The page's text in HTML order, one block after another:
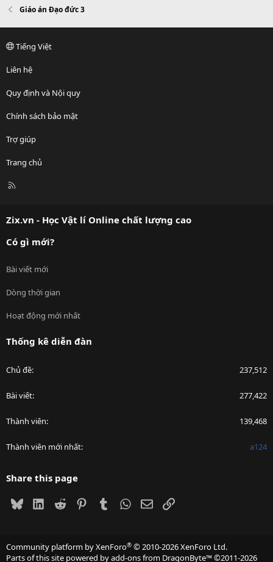
Giáo án Đạo đức 3
Tiếng Việt
Liên hệ
Quy định và Nội quy
Chính sách bảo mật
Trợ giúp
Trang chủ
R
Zix.vn - Học Vật lí Online chất lượng cao
Có gì mới?
Bài viết mới
Dòng thời gian
Hoạt động mới nhất
Thống kê diễn đàn
Chủ đề 237,512
Bài viết 277,422
Thành viên 139,468
Thành viên mới nhất a124
Share this page
BlueskyLinkedIn
Reddit PinterestTumblrWhatsApp
EmailLink
Community platform by XenForo® © 2010-2026 XenForo Ltd.
Parts of this site powered byadd-ons from DragonByte™©2011-2026